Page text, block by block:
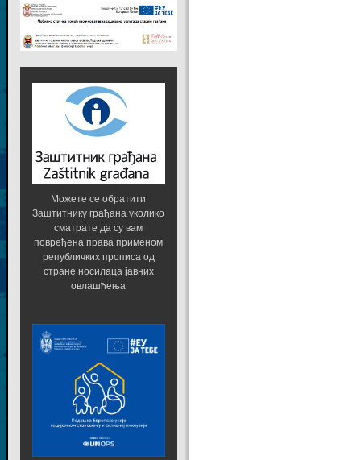
Можете се обратити
Заштитнику грађана уколико
сматрате да су вам
повређена права применом
републичких прописа од
стране носилаца јавних
овлашћења